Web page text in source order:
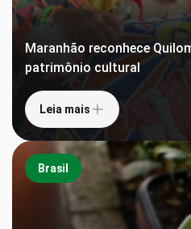
Maranhão reconhece
patrimônio cultural
Leia mais
Brasil